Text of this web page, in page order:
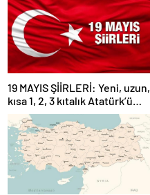
19 MAYIS ŞİİRLERİ: Yeni, uzun,
kısa 1, 2, 3 kıtalık Atatürk’ü
Anma Gençlik ve Spor
Bayramı şiirleri…